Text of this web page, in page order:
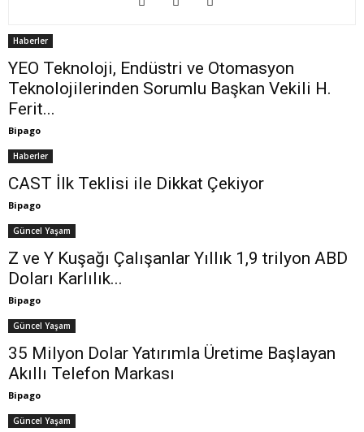
Haberler
YEO Teknoloji, Endüstri ve Otomasyon
Teknolojilerinden Sorumlu Başkan Vekili H.
Ferit...
Bipago
Haberler
CAST İlk Teklisi ile Dikkat Çekiyor
Bipago
Güncel Yaşam
Z ve Y Kuşağı Çalışanlar Yıllık 1,9 trilyon ABD
Doları Karlılık...
Bipago
Güncel Yaşam
35 Milyon Dolar Yatırımla Üretime Başlayan
Akıllı Telefon Markası
Bipago
Güncel Yaşam